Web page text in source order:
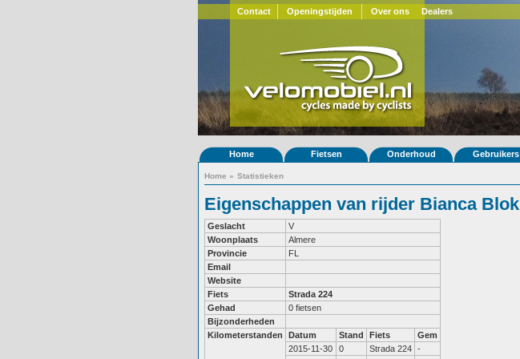
Contact Openingstijden Over ons Dealers
Home Fietsen Onderhoud Gebruikers
Home » Statistieken
Eigenschappen van rijder Bianca Blok
Geslacht
V
Woonplaats
Almere
Provincie
FL
Email
Website
Fiets
Strada 224
Gehad
0 fietsen
Bijzonderheden
Kilometerstanden
Datum Stand Fiets
Gem
2015-11-30
0 Strada 224 -